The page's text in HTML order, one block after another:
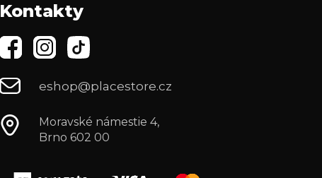
Kontakty
eshop@placestore.cz
Moravské námestie 4,
Brno 602 00